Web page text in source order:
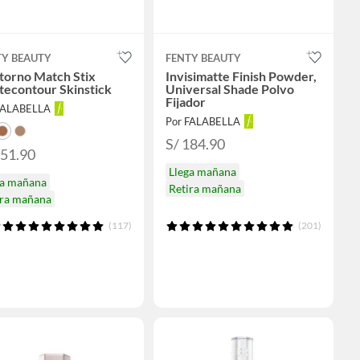
BEAUTY
Match Stix
Skinstick
mañana
mañana
(117)
FENTY BEAUTY
Invisimatte Finish Powder,
Universal Shade Polvo
Fijador
Por FALABELLA
S/ 184.90
Llega mañana
Retira mañana
(201)